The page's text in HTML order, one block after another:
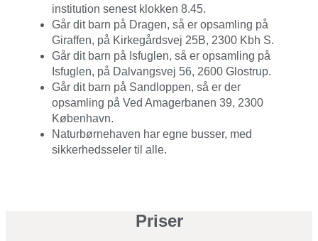
institution senest klokken 8.45.
Går dit barn på Dragen, så er opsamling på
Giraffen, på Kirkegårdsvej 25B, 2300 Kbh S.
Går dit barn på Isfuglen, så er opsamling på
Isfuglen, på Dalvangsvej 56, 2600 Glostrup.
Går dit barn på Sandloppen, så er der
opsamling på Ved Amagerbanen 39, 2300
København.
Naturbørnehaven har egne busser, med
sikkerhedsseler til alle.
Priser